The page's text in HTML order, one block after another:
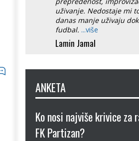
uživanje. Nedostaje mi
danas manje uživaju
fudbal. ...više
Lamin Jamal
ANKETA
Ko nosi najviše krivice za
FK Partizan?